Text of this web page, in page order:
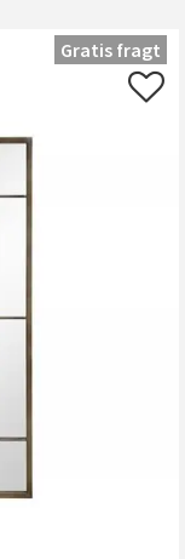
Gratis fragt